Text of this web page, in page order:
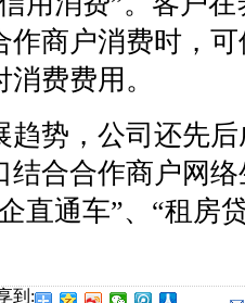
作商户消费时，
费费用。
势，公司还先后
结合合作商户网
直通车”、“租房
到: